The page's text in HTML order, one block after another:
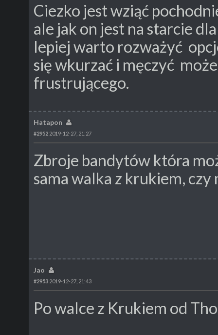
Ciezko jest wziąć
ale jak on jest na starcie
lepiej warto rozważyć
się wkurzać i męczyć
frustrującego.
Hatapon
#2952 2019-12-27, 21:27
Zbroje bandytów która
sama walka z krukiem, czy
Jao
#2953 2019-12-27, 21:43
Po walce z Krukiem od